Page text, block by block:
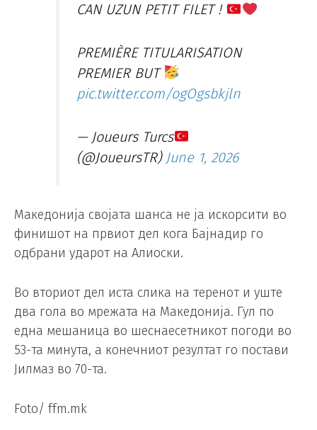
CAN UZUN PETIT FILET !
PREMIÈRE TITULARISATION
PREMIER BUT
pic.twitter.com/ogOgsbkjln
— Joueurs Turcs
(@JoueursTR) June 1, 2026
Македонија својата шанса не ја искорсити во
финишот на првиот дел кога Бајнадир го
одбрани ударот на Алиоски.
Во вториот дел иста слика на теренот и уште
два гола во мрежата на Македонија. Гул по
една мешаница во шеснаесетникот погоди во
53-та минута, а конечниот резултат го постави
Јилмаз во 70-та.
Foto/ ffm.mk